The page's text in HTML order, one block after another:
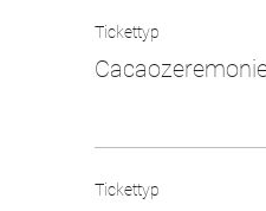
Tickettyp
Tickettyp